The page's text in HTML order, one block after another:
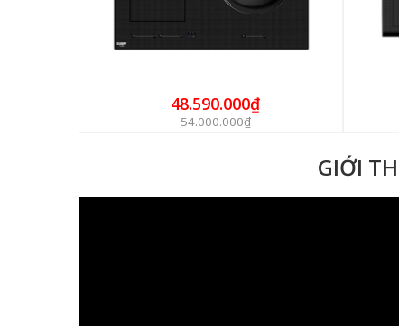
48.590.000₫
54.000.000₫
GIỚI